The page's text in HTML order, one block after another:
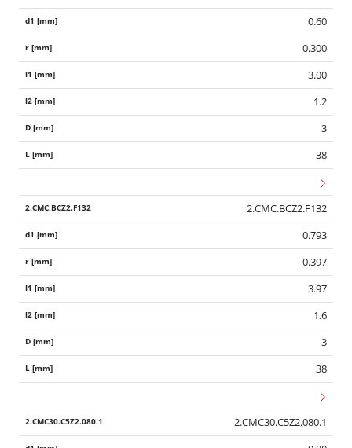
0.60
0.300
3.00
1.2
3
38
2.CMC.BCZ2.F132
0.793
0.397
3.97
1.6
3
38
2.CMC30.C5Z2.080.1